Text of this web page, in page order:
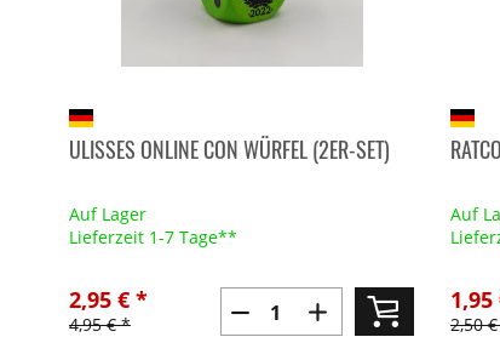
ULISSES ONLINE CON WÜRFEL (2ER-SET)
Auf Lager
Lieferzeit 1-7 Tage**
4,95 € *
2,95 € *
Auf
2,50